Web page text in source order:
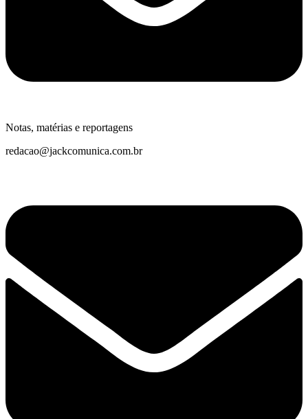
Notas, matérias e reportagens
redacao@jackcomunica.com.br